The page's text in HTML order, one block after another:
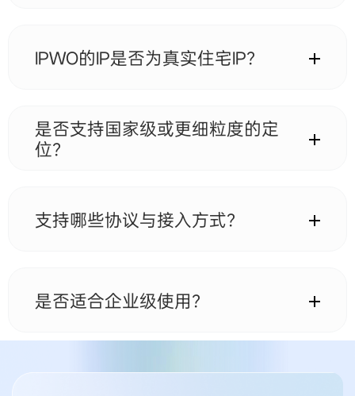
IP资源。
IPWO的IP是否为真实住宅IP？
的业务使用。
是否支持国家级或更细粒度的定
位？
的需求。
支持哪些协议与接入方式？
是否适合企业级使用？
适合企业级数据业务，支持大规模部署、稳定连接与长